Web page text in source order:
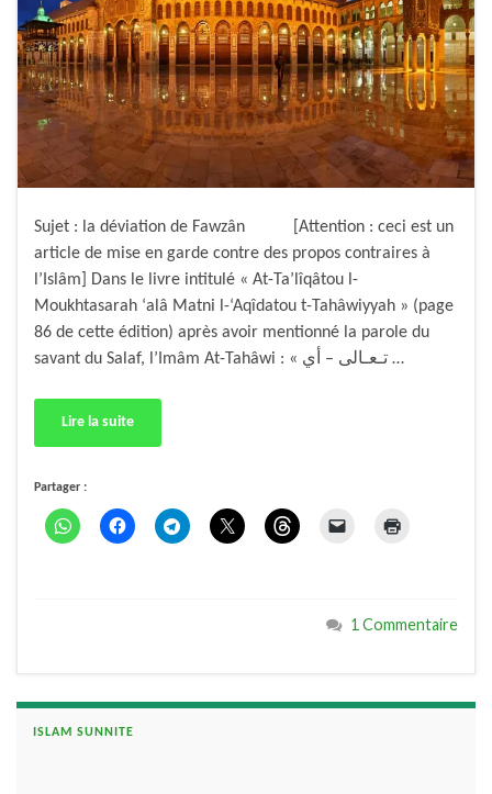
Sujet : la déviation de Fawzân [Attention : ceci est un
article de mise en garde contre des propos contraires à
l’Islâm] Dans le livre intitulé « At-Ta’lîqâtou l-
Moukhtasarah ‘alâ Matni l-‘Aqîdatou t-Tahâwiyyah » (page
86 de cette édition) après avoir mentionné la parole du
savant du Salaf, l’Imâm At-Tahâwi : « تـعـالى – أي …
Lire la suite
Partager :
1 Commentaire
ISLAM SUNNITE